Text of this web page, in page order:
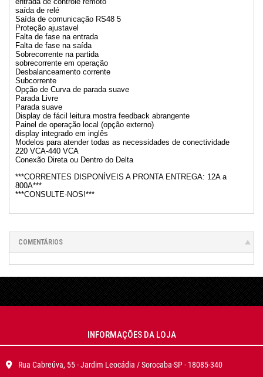
saída de relé
Saída de comunicação RS48 5
Proteção ajustavel
Falta de fase na entrada
Falta de fase na saída
Sobrecorrente na partida
sobrecorrente em operação
Desbalanceamento corrente
Subcorrente
Opção de Curva de parada suave
Parada Livre
Parada suave
Display de fácil leitura mostra feedback abrangente
Painel de operação local (opção externo)
display integrado em inglês
Modelos para atender todas as necessidades de conectividade
220 VCA-440 VCA
Conexão Direta ou Dentro do Delta
***CORRENTES DISPONÍVEIS A PRONTA ENTREGA: 12A a
800A***
***CONSULTE-NOS!***
COMENTÁRIOS
INFORMAÇÕES DA LOJA
Rua Cabreúva, 55 - Jardim Leocádia / Sorocaba-SP - 18085-340